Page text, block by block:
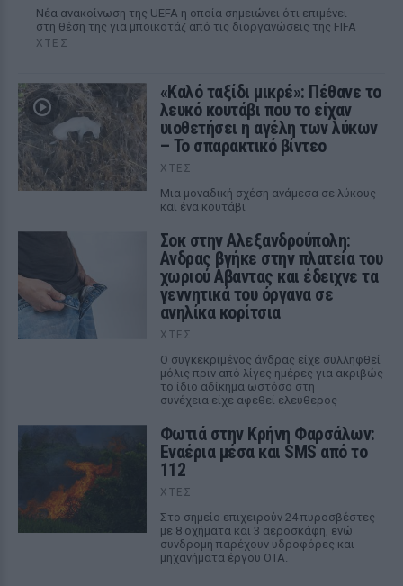
Νέα ανακοίνωση της UEFA η οποία σημειώνει ότι επιμένει
στη θέση της για μποϊκοτάζ από τις διοργανώσεις της FIFA
ΧΤΕΣ
«Καλό ταξίδι μικρέ»: Πέθανε το
λευκό κουτάβι που το είχαν
υιοθετήσει η αγέλη των λύκων
– Το σπαρακτικό βίντεο
ΧΤΕΣ
Μια μοναδική σχέση ανάμεσα σε λύκους
και ένα κουτάβι
Σοκ στην Αλεξανδρούπολη:
Ανδρας βγήκε στην πλατεία του
χωριού Αβαντας και έδειχνε τα
γεννητικά του όργανα σε
ανηλίκα κορίτσια
ΧΤΕΣ
Ο συγκεκριμένος άνδρας είχε συλληφθεί
μόλις πριν από λίγες ημέρες για ακριβώς
το ίδιο αδίκημα ωστόσο στη
συνέχεια είχε αφεθεί ελεύθερος
Φωτιά στην Κρήνη Φαρσάλων:
Εναέρια μέσα και SMS από το
112
ΧΤΕΣ
Στο σημείο επιχειρούν 24 πυροσβέστες
με 8 οχήματα και 3 αεροσκάφη, ενώ
συνδρομή παρέχουν υδροφόρες και
μηχανήματα έργου ΟΤΑ.